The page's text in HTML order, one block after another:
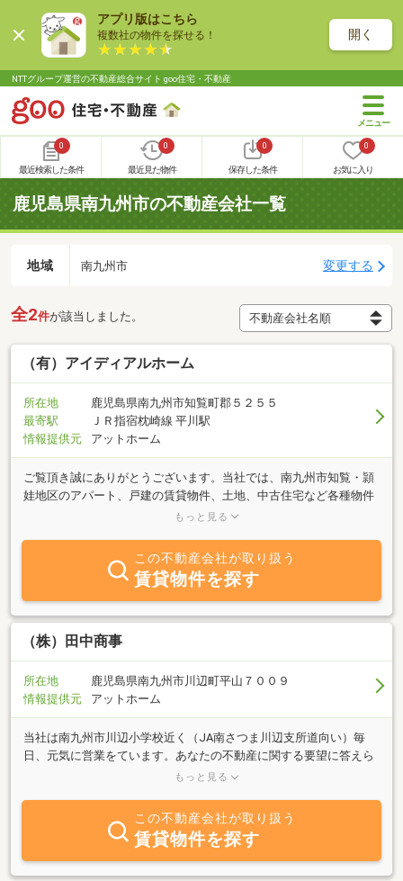
アプリ版はこちら
複数社の物件を探せる！ 開く
NTTグループ運営の不動産総合サイト goo住宅・不動産
0
最近検索した条件
0
最近見た物件
0
保存した条件
0
お気に入り
鹿児島県南九州市の不動産会社一覧
地域 南九州市 変更する
全2件が該当しました。
（有）アイディアルホーム
所在地
鹿児島県南九州市知覧町郡５２５５
最寄駅
ＪＲ指宿枕崎線 平川駅
情報提供元
アットホーム
ご覧頂き誠にありがとうございます。当社では、南九州市知覧・頴
娃地区のアパート、戸建の賃貸物件、土地、中古住宅など各種物件
を取り揃えております。お客様のご希望に添うよう、一生懸命、賃
談がございましたら、お気軽にお問い合わせ下さい。
もっと見る
この不動産会社が取り扱う
賃貸物件を探す
（株）田中商事
所在地
鹿児島県南九州市川辺町平山７００９
情報提供元
アットホーム
当社は南九州市川辺小学校近く（JA南さつま川辺支所道向い）毎
日、元気に営業をています。あなたの不動産に関する要望に答えら
れるように、日々情報を発信しています。是非、問い合わせを下さ
もっと見る
この不動産会社が取り扱う
賃貸物件を探す